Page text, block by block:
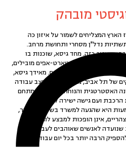
מובהק
הארץ המצליחים לשמור על איזון כה
נדל"ן מסחרי ותחושת מרחב.
אזור כזה. מחד גיסא, שוכנות בו
פיננסיים וסטארט-אפים מובילים,
ולקשרים עסקיים. מאידך גיסא,
של תל אביב, מה שמאפשר קצב עבודה
האסטרטגית והנוחה ביותר של מתחם
ועם גישה ישירה לשדרות
ולציר כביש 4. המשמעות היא שהגעה למשרד בשעות הבוקר,
אינן הופכות למבצע לוגיסטי
שנועדה לאנשים שאוהבים לעבוד נטו –
הרבה יותר בכל יום עבודה.